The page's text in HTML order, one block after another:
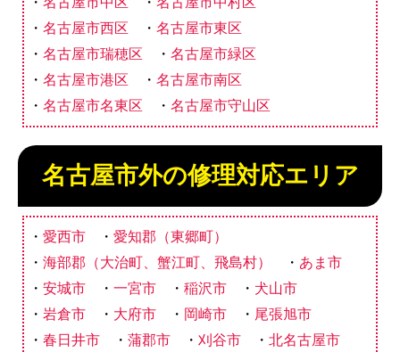
名古屋市西区
名古屋市東区
名古屋市瑞穂区
名古屋市緑区
名古屋市港区
名古屋市南区
名古屋市名東区
名古屋市守山区
名古屋市外の修理対応エリア
愛西市
愛知郡（東郷町）
海部郡（大治町、蟹江町、飛島村）
あま市
安城市
一宮市 稲沢市
犬山市
岩倉市
大府市 岡崎市
尾張旭市
春日井市
蒲郡市 刈谷市
北名古屋市